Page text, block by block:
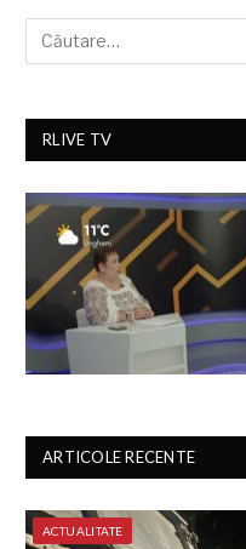
RLIVE TV
ARTICOLE RECENTE
ACTUALITATE